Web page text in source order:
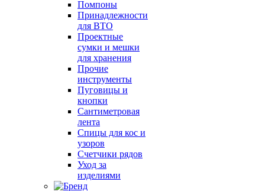
Помпоны
Принадлежности
для ВТО
Проектные
сумки и мешки
для хранения
Прочие
инструменты
Пуговицы и
кнопки
Сантиметровая
лента
Спицы для кос и
узоров
Счетчики рядов
Уход за
изделиями